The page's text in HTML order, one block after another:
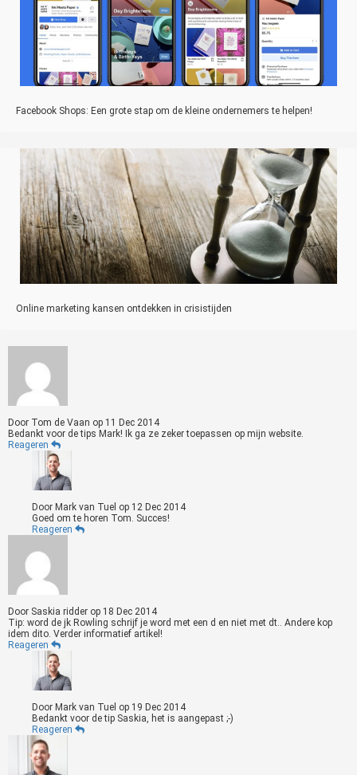
Facebook Shops: Een grote stap om de kleine ondernemers te helpen!
Online marketing kansen ontdekken in crisistijden
Door Tom de Vaan op 11 Dec 2014
Bedankt voor de tips Mark! Ik ga ze zeker toepassen op mijn website.
Reageren
Door Mark van Tuel op 12 Dec 2014
Goed om te horen Tom. Succes!
Reageren
Door Saskia ridder op 18 Dec 2014
Tip: word de jk Rowling schrijf je word met een d en niet met dt.. Andere kop
idem dito. Verder informatief artikel!
Reageren
Door Mark van Tuel op 19 Dec 2014
Bedankt voor de tip Saskia, het is aangepast ;-)
Reageren